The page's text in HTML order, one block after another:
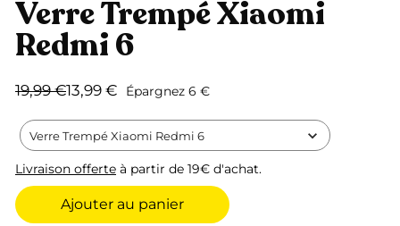
Verre Trempé Xiaomi
Redmi 6
Prix
19,99 €19,99
Prix
13,99 €13,99
Épargnez 6 €
Verre Trempé Xiaomi Redmi 6
Livraison offerte à partir de 19€ d'achat.
Ajouter au panier